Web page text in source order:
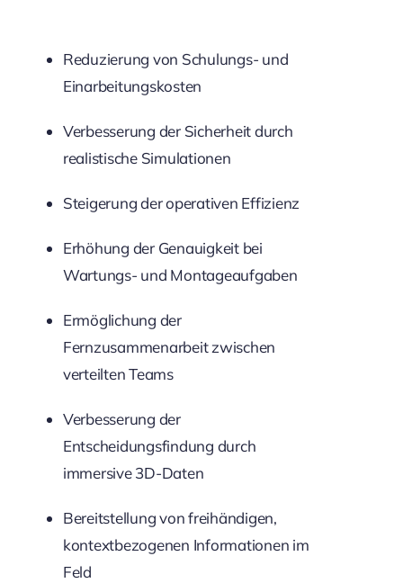
Reduzierung von Schulungs- und
Einarbeitungskosten
Verbesserung der Sicherheit durch
realistische Simulationen
Steigerung der operativen Effizienz
Erhöhung der Genauigkeit bei
Wartungs- und Montageaufgaben
Ermöglichung der
Fernzusammenarbeit zwischen
verteilten Teams
Verbesserung der
Entscheidungsfindung durch
immersive 3D-Daten
Bereitstellung von freihändigen,
kontextbezogenen Informationen im
Feld